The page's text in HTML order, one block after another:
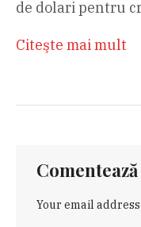
de dolari pentru
Citeşte mai mult
Comentează
Your email